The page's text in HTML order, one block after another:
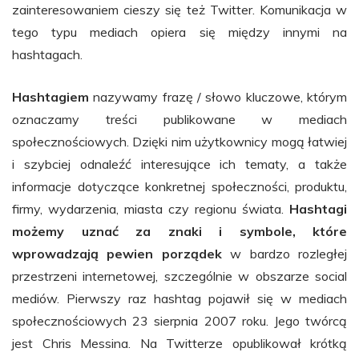
zainteresowaniem cieszy się też Twitter. Komunikacja w
tego typu mediach opiera się między innymi na
hashtagach.
Hashtagiem nazywamy frazę / słowo kluczowe, którym
oznaczamy treści publikowane w mediach
społecznościowych. Dzięki nim użytkownicy mogą łatwiej
i szybciej odnaleźć interesujące ich tematy, a także
informacje dotyczące konkretnej społeczności, produktu,
firmy, wydarzenia, miasta czy regionu świata. Hashtagi
możemy uznać za znaki i symbole, które
wprowadzają pewien porządekw bardzo rozległej
przestrzeni internetowej, szczególnie w obszarze social
mediów. Pierwszy raz hashtag pojawił się w mediach
społecznościowych 23 sierpnia 2007 roku. Jego twórcą
jest Chris Messina. Na Twitterze opublikował krótką